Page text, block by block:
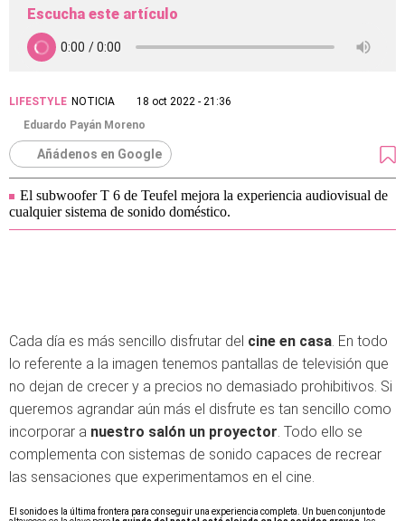
Escucha este artículo
LIFESTYLE NOTICIA
18 oct 2022 - 21:36
Eduardo Payán Moreno
Añádenos en Google
El subwoofer T 6 de Teufel mejora la experiencia audiovisual de
cualquier sistema de sonido doméstico.
Cada día es más sencillo disfrutar del cine en casa. En todo
lo referente a la imagen tenemos pantallas de televisión que
no dejan de crecer y a precios no demasiado prohibitivos. Si
queremos agrandar aún más el disfrute es tan sencillo como
incorporar a nuestro salón un proyector. Todo ello se
complementa con sistemas de sonido capaces de recrear
las sensaciones que experimentamos en el cine.
El sonido es la última frontera para conseguir una experiencia completa. Un buen conjunto de